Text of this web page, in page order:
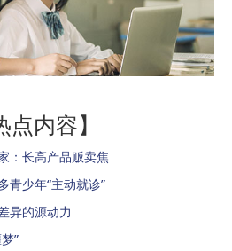
点内容】
：长高产品贩卖焦
青少年“主动就诊”
异的源动力
”